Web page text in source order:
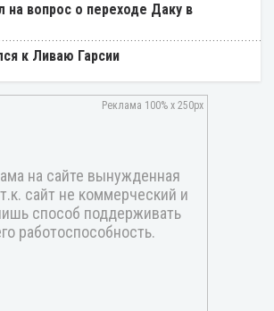
на вопрос о переходе Даку в
к Ливаю Гарсии